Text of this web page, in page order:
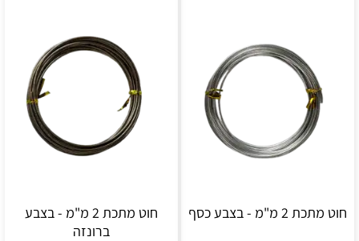
חוט מתכת 2 מ"מ - בצבע כסף
חוט מתכת 2 מ"מ - בצבע
ברונזה